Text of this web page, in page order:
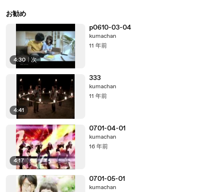
お勧め
4:30 | 次
p0610-03-04
kumachan
11 年前
4:41
333
kumachan
11 年前
4:17
0701-04-01
kumachan
16 年前
0701-05-01
kumachan